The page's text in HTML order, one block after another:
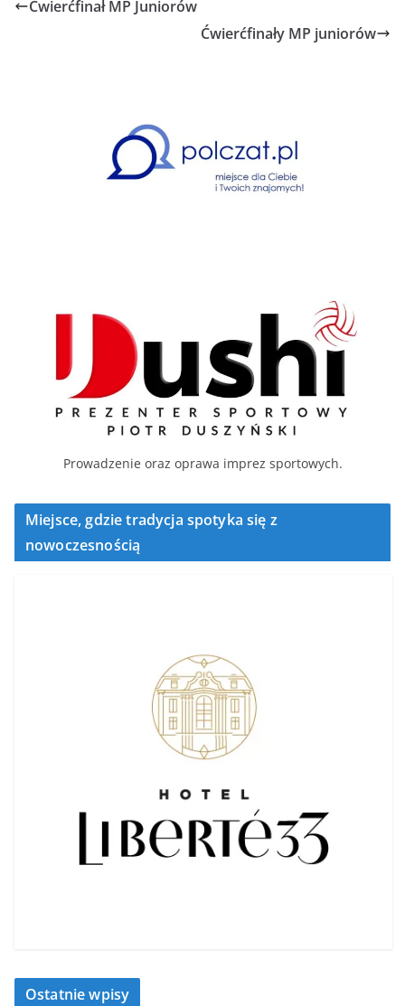
Ćwierćfinał MP Juniorów
Ćwierćfinały MP juniorów
Prowadzenie oraz oprawa imprez sportowych.
Miejsce, gdzie tradycja spotyka się z
nowoczesnością
Ostatnie wpisy